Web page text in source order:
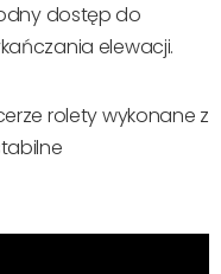
dostęp do
elewacji.
rolety wykonane z